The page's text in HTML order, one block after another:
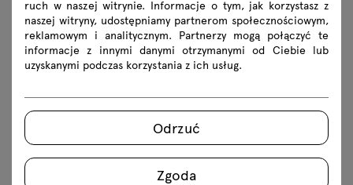
Specyfikacja techniczna
Wykończenia
Ekologia
Do pobrania
ruch w naszej witrynie. Informacje o tym, jak korzystasz z
naszej witryny, udostępniamy partnerom społecznościowym,
reklamowym i analitycznym. Partnerzy mogą połączyć te
informacje z innymi danymi otrzymanymi od Ciebie lub
uzyskanymi podczas korzystania z ich usług.
Odrzuć
Zgoda